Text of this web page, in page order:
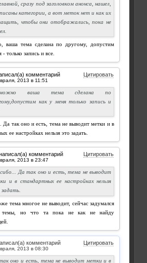
сразу под заголовком анонса, нашел,
категории, а вот меток нет и как их
чтобы они отображались, пока не
ваша тема сделана по другому, допустим
- только запись и все.
комментарий Цитировать
ваша тема сделана по
как у меня только запись и
Да так оно и есть, тема не выводит метки и в
ее настройках нельзя это задать.
комментарий Цитировать
Да так оно и есть, тема не выводит
и в стандартных ее настройках нельзя
тема многое не выводит, сейчас задумался
но что та пока не как не найду
комментарий Цитировать
оно и есть, тема не выводит метки и в